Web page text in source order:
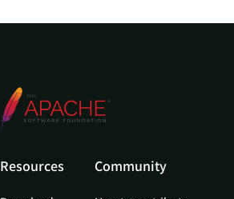
Resources Community